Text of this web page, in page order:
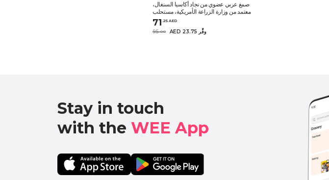
صمغ عربي عضوي من نجاد أكاسيا السنغال،
معتمد من وزارة الزراعة الأمريكية، مستحلب
طبيعي نقي 100% للاستخدامات الغذائية
والتجميلية والعصائر والطهي - 113 جر
71.25 AED
95.00 AED 23.75 وفِّر
Stay in touch
with the WEE App